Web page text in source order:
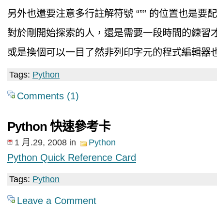
另外也還要注意多行註解符號 “”” 的位置也是要
對於剛開始探索的人，還是需要一段時間的練習
或是換個可以一目了然非列印字元的程式編輯器
Tags: Python
Comments (1)
Python 快速參考卡
1 月.29, 2008 in Python
Python Quick Reference Card
Tags: Python
Leave a Comment